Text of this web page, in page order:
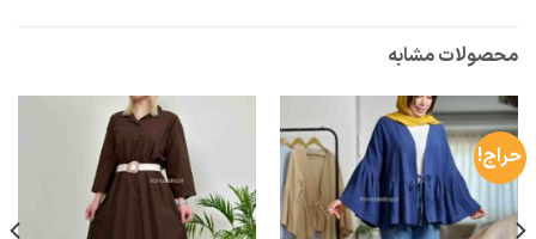
محصولات مشابه
حراج!